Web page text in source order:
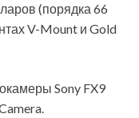
(порядка 66
V-Mount и Gold
Sony FX9